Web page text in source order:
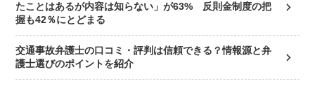
たことはあるが内容は知らない」が63% 反則金制度の把
握も42％にとどまる
交通事故弁護士の口コミ・評判は信頼できる？情報源と弁
護士選びのポイントを紹介